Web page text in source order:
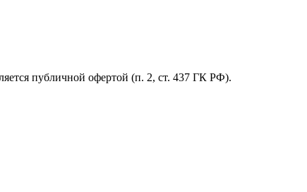
публичной офертой (п. 2, ст. 437 ГК РФ).